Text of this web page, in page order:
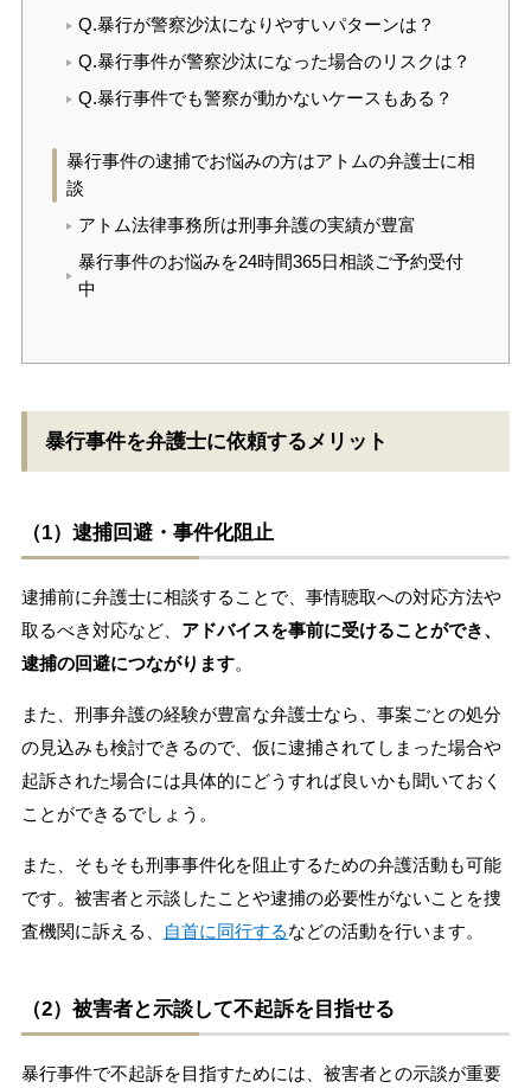
Q.暴行が警察沙汰になりやすいパターンは？
Q.暴行事件が警察沙汰になった場合のリスクは？
Q.暴行事件でも警察が動かないケースもある？
暴行事件の逮捕でお悩みの方はアトムの弁護士に相
談
アトム法律事務所は刑事弁護の実績が豊富
暴行事件のお悩みを24時間365日相談ご予約受付
中
暴行事件を弁護士に依頼するメリット
（1）逮捕回避・事件化阻止
逮捕前に弁護士に相談することで、事情聴取への対応方法や
取るべき対応など、 アドバイスを事前に受けることができ、
逮捕の回避につながります。
また、刑事弁護の経験が豊富な弁護士なら、事案ごとの処分
の見込みも検討できるので、仮に逮捕されてしまった場合や
起訴された場合には具体的にどうすれば良いかも聞いておく
ことができるでしょう。
また、そもそも刑事事件化を阻止するための弁護活動も可能
です。被害者と示談したことや逮捕の必要性がないことを捜
査機関に訴える、
自首に同行するなどの活動を行います。
（2）被害者と示談して不起訴を目指せる
暴行事件で不起訴を目指すためには、被害者との示談が重要